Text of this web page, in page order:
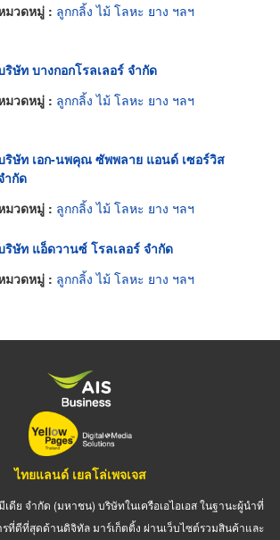
มวดหมู่ : ลูกกลิ้ง ไม้ โลหะ ยาง ฯลฯ
ริษัท บางกอกโรลเลอร์ จำกัด
มวดหมู่ : ลูกกลิ้ง ไม้ โลหะ ยาง ฯลฯ
ริษัท เอก-นพคุณ ซัพพลาย แอนด์ เซอร์วิส
ำกัด
มวดหมู่ : ลูกกลิ้ง ไม้ โลหะ ยาง ฯลฯ
ริษัท แอ็ดวานซ์ โรลเลอร์ จำกัด
มวดหมู่ : ลูกกลิ้ง ไม้ โลหะ ยาง ฯลฯ
ไทยแลนด์ เยลโล่เพจเจส
ดีย จำกัด (มหาชน) บริษัทในเครือเอไอเอส ในฐานะผู้นำที่
ที่ดีที่สุดด้านดิจิทัล มาร์เก็ตติ้ง ผ่านเว็บไซต์รวมสินค้าและ